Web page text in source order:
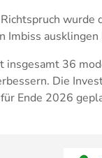
wurde
Imbiss
insgesamt 36
Die
Ende 2026